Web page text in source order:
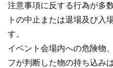
注意事項に反する行為が多
トの中止または退場及び入
す。
イベント会場内への危険物
フが判断した物の持ち込み